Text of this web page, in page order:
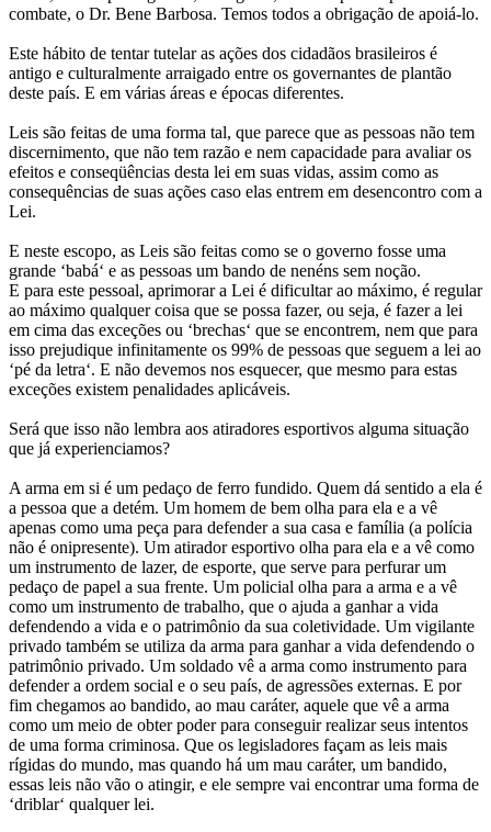
combate, o Dr. Bene Barbosa. Temos todos a obrigação de apoiá-lo.
Este hábito de tentar tutelar as ações dos cidadãos brasileiros é
antigo e culturalmente arraigado entre os governantes de plantão
deste país. E em várias áreas e épocas diferentes.
Leis são feitas de uma forma tal, que parece que as pessoas não tem
discernimento, que não tem razão e nem capacidade para avaliar os
efeitos e conseqüências desta lei em suas vidas, assim como as
consequências de suas ações caso elas entrem em desencontro com a
Lei.
E neste escopo, as Leis são feitas como se o governo fosse uma
grande ‘babá‘ e as pessoas um bando de nenéns sem noção.
E para este pessoal, aprimorar a Lei é dificultar ao máximo, é regular
ao máximo qualquer coisa que se possa fazer, ou seja, é fazer a lei
em cima das exceções ou ‘brechas‘ que se encontrem, nem que para
isso prejudique infinitamente os 99% de pessoas que seguem a lei ao
‘pé da letra‘. E não devemos nos esquecer, que mesmo para estas
exceções existem penalidades aplicáveis.
Será que isso não lembra aos atiradores esportivos alguma situação
que já experienciamos?
A arma em si é um pedaço de ferro fundido. Quem dá sentido a ela é
a pessoa que a detém. Um homem de bem olha para ela e a vê
apenas como uma peça para defender a sua casa e família (a polícia
não é onipresente). Um atirador esportivo olha para ela e a vê como
um instrumento de lazer, de esporte, que serve para perfurar um
pedaço de papel a sua frente. Um policial olha para a arma e a vê
como um instrumento de trabalho, que o ajuda a ganhar a vida
defendendo a vida e o patrimônio da sua coletividade. Um vigilante
privado também se utiliza da arma para ganhar a vida defendendo o
patrimônio privado. Um soldado vê a arma como instrumento para
defender a ordem social e o seu país, de agressões externas. E por
fim chegamos ao bandido, ao mau caráter, aquele que vê a arma
como um meio de obter poder para conseguir realizar seus intentos
de uma forma criminosa. Que os legisladores façam as leis mais
rígidas do mundo, mas quando há um mau caráter, um bandido,
essas leis não vão o atingir, e ele sempre vai encontrar uma forma de
‘driblar‘ qualquer lei.